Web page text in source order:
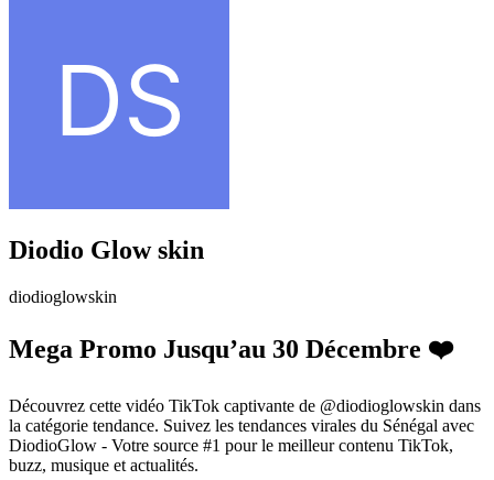
Diodio Glow skin
diodioglowskin
Mega Promo Jusqu’au 30 Décembre ❤️
Découvrez cette vidéo TikTok captivante de @diodioglowskin dans
la catégorie tendance. Suivez les tendances virales du Sénégal avec
DiodioGlow - Votre source #1 pour le meilleur contenu TikTok,
buzz, musique et actualités.